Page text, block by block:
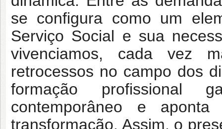
se configura como um
Serviço Social e sua
vivenciamos, cada vez
retrocessos no campo dos
formação profissional
contemporâneo e
transformação. Assim, o